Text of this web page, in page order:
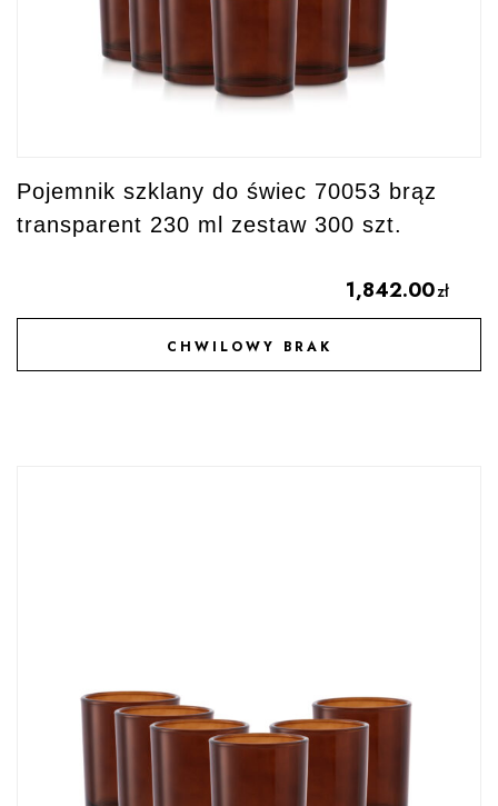
Pojemnik szklany do świec 70053 brąz
transparent 230 ml zestaw 300 szt.
1,842.00zł
CHWILOWY BRAK
DODAJ DO ULUBIONYCH